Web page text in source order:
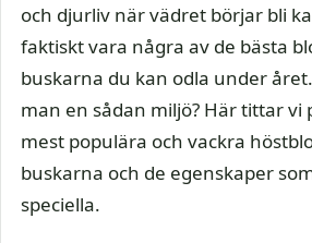
och djurliv när vädret börjar bli
faktiskt vara några av de bästa
buskarna du kan odla under
man en sådan miljö? Här tittar vi
mest populära och vackra
buskarna och de egenskaper
speciella.